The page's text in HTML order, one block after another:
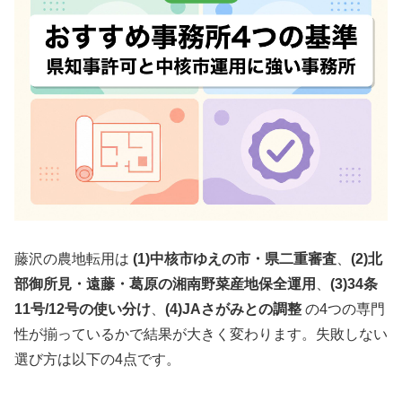
藤沢の農地転用は (1)中核市ゆえの市・県二重審査
(2)北
部御所見・遠藤・葛原の湘南野菜産地保全運用
(3)34条
11号/12号の使い分け
(4)JAさがみとの調整 の4つの専門
性が揃っているかで結果が大きく変わります。失敗しない
選び方は以下の4点です。